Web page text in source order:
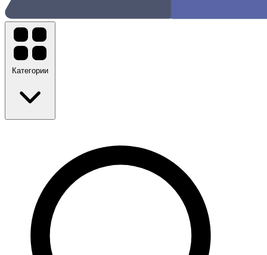
Категории